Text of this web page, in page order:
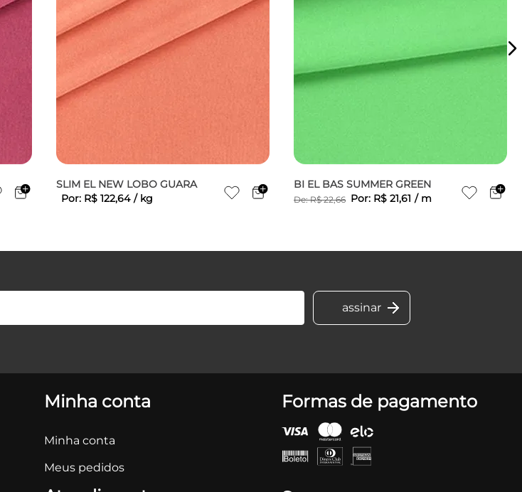
SLIM EL NEW LOBO GUARA
Por: R$ 122,64 / kg
BI EL BAS SUMMER GREEN
De:R$ 22,66 Por: R$ 21,61 / m
Minha conta
Minha conta
Meus pedidos
Formas de pagamento